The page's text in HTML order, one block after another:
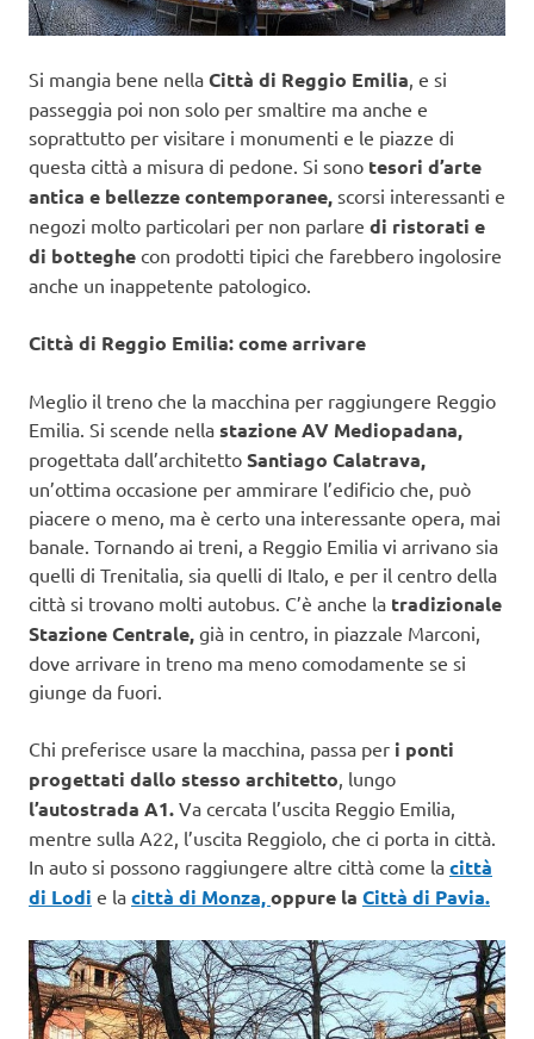
Si mangia bene nella Città di Reggio Emilia , e si
passeggia poi non solo per smaltire ma anche e
soprattutto per visitare i monumenti e le piazze di
questa città a misura di pedone. Si sono tesori d’arte
antica e bellezzecontemporanee, scorsi interessanti e
negozi molto particolari per non parlare di ristorati e
di botteghe con prodotti tipici che farebbero ingolosire
anche un inappetente patologico.
Città di Reggio Emilia: come arrivare
Meglio il treno che la macchina per raggiungere Reggio
Emilia. Si scende nella stazione AV Mediopadana,
progettata dall’architetto Santiago Calatrava,
un’ottima occasione per ammirare l’edificio che, può
piacere o meno, ma è certo una interessante opera, mai
banale. Tornando ai treni, a Reggio Emilia vi arrivano sia
quelli di Trenitalia, sia quelli di Italo, e per il centro della
città si trovano molti autobus. C’è anche la tradizionale
Stazione Centrale, già in centro, in piazzale Marconi,
dove arrivare in treno ma meno comodamente se si
giunge da fuori.
Chi preferisce usare la macchina, passa per i ponti
progettati dallo stesso architetto , lungo
l’autostrada A1. Va cercata l’uscita Reggio Emilia,
mentre sulla A22, l’uscita Reggiolo, che ci porta in città.
In auto si possono raggiungere altre città come la città
di Lodi e la città di Monza,oppure la Città di Pavia.